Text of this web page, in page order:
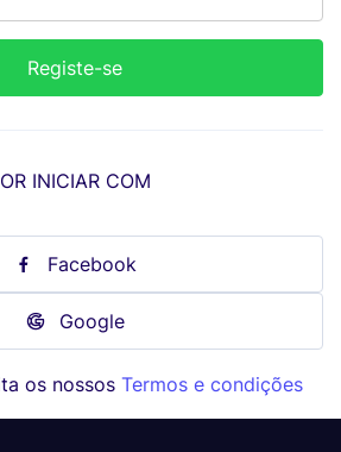
OR INICIAR COM
Facebook
Google
os nossos Termos e condições